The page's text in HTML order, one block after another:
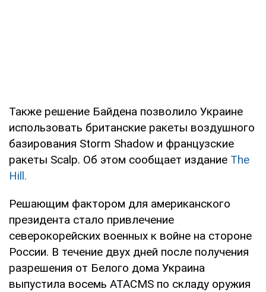
Также решение Байдена позволило Украине
использовать британские ракеты воздушного
базирования Storm Shadow и французские
ракеты Scalp. Об этом сообщает издание The
Hill.
Решающим фактором для американского
президента стало привлечение
северокорейских военных к войне на стороне
России. В течение двух дней после получения
разрешения от Белого дома Украина
выпустила восемь ATACMS по складу оружия